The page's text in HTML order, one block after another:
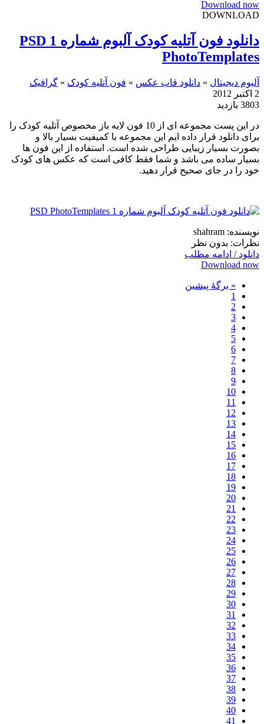
Download now
DOWNLOAD
دانلود فون آتلیه کودک آلبوم شماره 1 PSD
PhotoTemplates
آلبوم دیجیتال » دانلود قاب عکس » فون آتلیه کودک » گرافیک
2 اکتبر 2012
3803 بازدید
در این پست مجموعه ای از 10 فون لایه باز مخصوص آتلیه کودک را
برای دانلود قرار داده ایم این مجموعه با کمیفیت بسیار بالا و
بصورت بسیار زیبایی طراحی شده است. استفاده از این فون ها
بسیار ساده می باشد و شما فقط کافی است که عکس های کودک
خود را در جای صحیح قرار دهید.
نویسنده: shahram
نظرات: بدون نظر
دانلود / ادامه مطلب
Download now
« برگه‌ٔ پیشین
1
2
3
4
5
6
7
8
9
10
11
12
13
14
15
16
17
18
19
20
21
22
23
24
25
26
27
28
29
30
31
32
33
34
35
36
37
38
39
40
41